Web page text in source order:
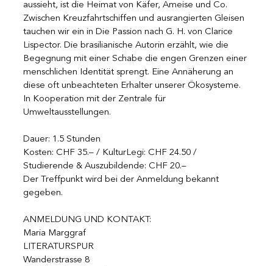
aussieht, ist die Heimat von Käfer, Ameise und Co.
Zwischen Kreuzfahrtschiffen und ausrangierten Gleisen
tauchen wir ein in Die Passion nach G. H. von Clarice
Lispector. Die brasilianische Autorin erzählt, wie die
Begegnung mit einer Schabe die engen Grenzen einer
menschlichen Identität sprengt. Eine Annäherung an
diese oft unbeachteten Erhalter unserer Ökosysteme.
In Kooperation mit der Zentrale für
Umweltausstellungen.
Dauer: 1.5 Stunden
Kosten: CHF 35.– / KulturLegi: CHF 24.50 /
Studierende & Auszubildende: CHF 20.–
Der Treffpunkt wird bei der Anmeldung bekannt
gegeben.
ANMELDUNG UND KONTAKT:
Maria Marggraf
LITERATURSPUR
Wanderstrasse 8